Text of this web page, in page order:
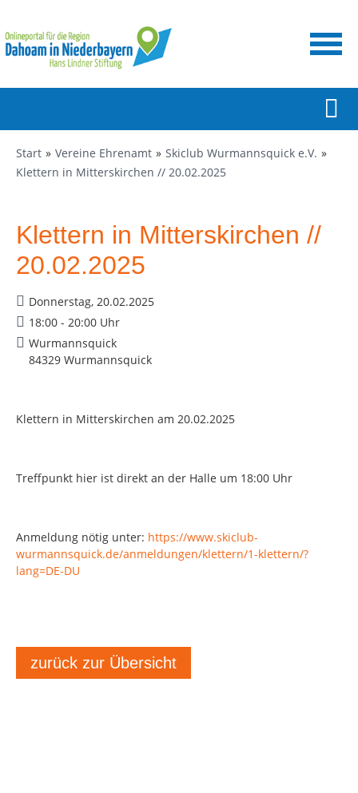
Start Vereine Ehrenamt
Skiclub Wurmannsquick e.V.
Klettern in Mitterskirchen // 20.02.2025
Klettern in Mitterskirchen //
20.02.2025
Donnerstag, 20.02.2025
18:00 - 20:00 Uhr
Wurmannsquick
84329 Wurmannsquick
Klettern in Mitterskirchen am 20.02.2025
Treffpunkt hier ist direkt an der Halle um 18:00 Uhr
Anmeldung nötig unter: https://www.skiclub-
wurmannsquick.de/anmeldungen/klettern/1-klettern/?
lang=DE-DU
zurück zur Übersicht